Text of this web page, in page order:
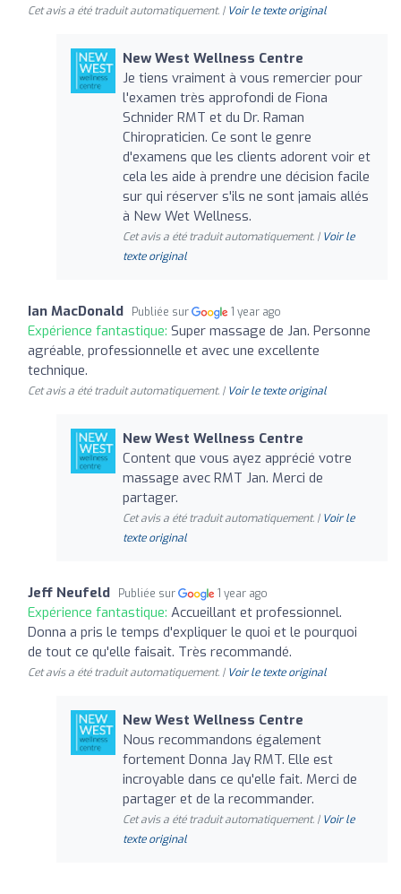
Cet avis a été traduit automatiquement. | Voir le texte original
New West Wellness Centre
Je tiens vraiment à vous remercier pour
l'examen très approfondi de Fiona
Schnider RMT et du Dr. Raman
Chiropraticien. Ce sont le genre
d'examens que les clients adorent voir et
cela les aide à prendre une décision facile
sur qui réserver s'ils ne sont jamais allés
à New Wet Wellness.
Cet avis a été traduit automatiquement. | Voir le
texte original
Ian MacDonald Publiée sur 1 year ago
Expérience fantastique: Super massage de Jan. Personne
agréable, professionnelle et avec une excellente
technique.
Cet avis a été traduit automatiquement. | Voir le texte original
New West Wellness Centre
Content que vous ayez apprécié votre
massage avec RMT Jan. Merci de
partager.
Cet avis a été traduit automatiquement. | Voir le
texte original
Jeff Neufeld Publiée sur 1 year ago
Expérience fantastique: Accueillant et professionnel.
Donna a pris le temps d'expliquer le quoi et le pourquoi
de tout ce qu'elle faisait. Très recommandé.
Cet avis a été traduit automatiquement. | Voir le texte original
New West Wellness Centre
Nous recommandons également
fortement Donna Jay RMT. Elle est
incroyable dans ce qu'elle fait. Merci de
partager et de la recommander.
Cet avis a été traduit automatiquement. | Voir le
texte original